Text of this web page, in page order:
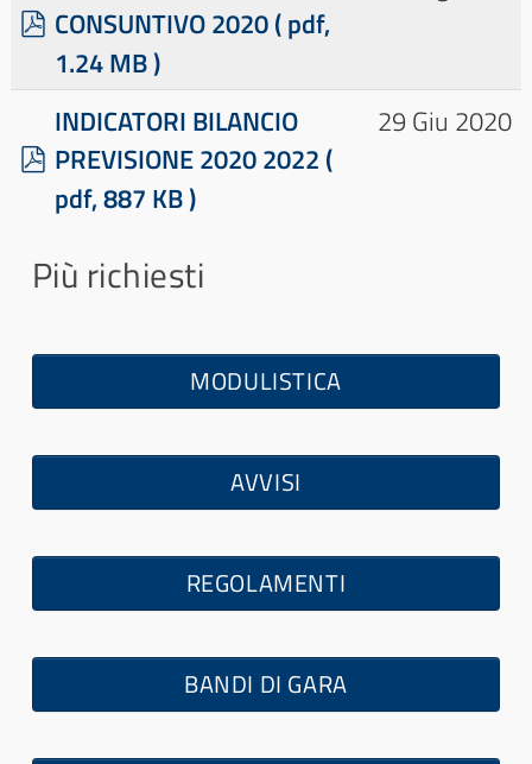
×
- - - 2020
p
d
f
CONSUNTIVO 2020( pdf,
1.24 MB )
p
d
INDICATORI BILANCIO
PREVISIONE 2020 2022 (
pdf, 887 KB )
29 Giu 2020
Più richiesti
MODULISTICA
AVVISI
REGOLAMENTI
BANDI DI GARA